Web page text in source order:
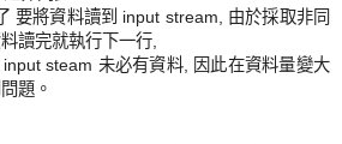
要將資料讀到 input stream, 由於採取非同
讀完就執行下一行,
steam 未必有資料, 因此在資料量變大
題。